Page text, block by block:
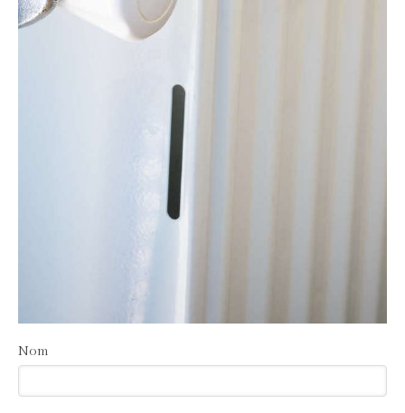
Nom